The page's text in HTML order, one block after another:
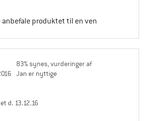
anbefale produktet til en ven
83% synes, vurderinger af
Jan er nyttige
d. 13.12.16